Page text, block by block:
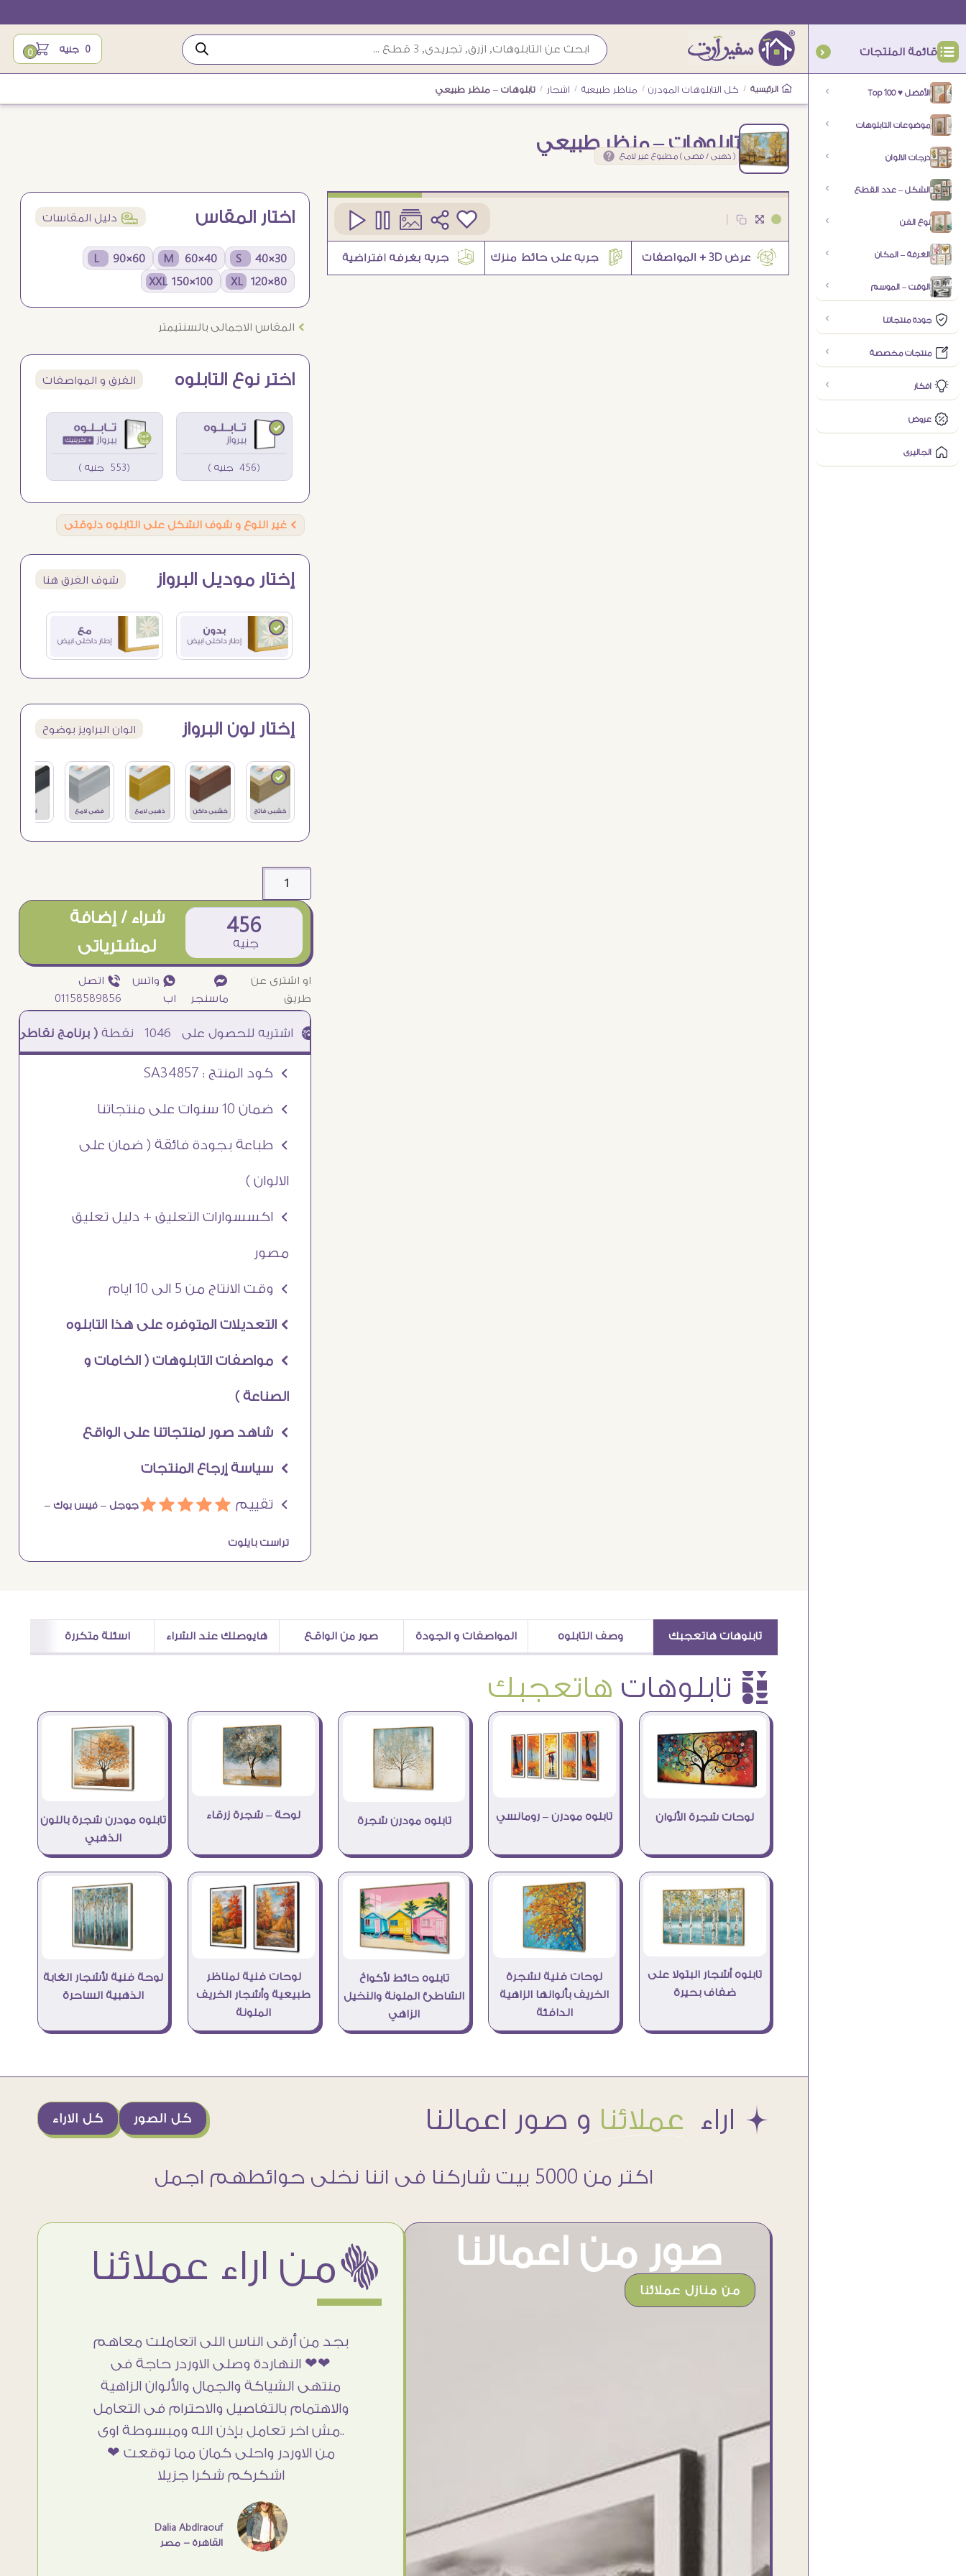
قائمة المنتجات
الأفضل ♥ Top 100
موضوعات التابلوهات
درجات الالوان
الشكل – عدد القطع
نوع الفن
الغرفة – المكان
الوقت – الموسم
جودة منتجاتنا
منتجات مخصصة
افكار
عروض
الجاليرى
0 جنيه 0
الرئيسية / كل التابلوهات المودرن / مناظر طبيعية / اشجار / تابلوهات – منظر طبيعي
تابلوهات – منظر طبيعي
( ذهبى / فضى ) مطبوع غير لامع
7 اختار المقاس í دليل المقاسات
30×40 S
40×60 M
60×90 L
80×120 XL
100×150 XXL
Ö المقاس الاجمالى بالسنتيمتر
اختر نوع التابلوه الفرق و المواصفات
(456 جنيه ) (553 جنيه )
Ö غير النوع و شوف الشكل على التابلوه دلوقتى
إختار موديل البرواز شوف الفرق هنا
إختار لون البرواز الوان البراويز بوضوح
456
جنيه
شراء / إضافة
لمشترياتى
او اشترى عن
طريق
¥
ماسنجر
₧ واتس
اب
ƒ اتصل
01158589856
1046 نقطة( برنامج نقاطى )à خصم 5% للعملاء الجدد à شحن مجانى عند الشراء ب 4000 جنيه à
Ö كود المنتج : SA34857
Ö ضمان 10 سنوات على منتجاتنا
Ö طباعة بجودة فائقة ( ضمان على
الالوان )
Ö اكسسوارات التعليق + دليل تعليق
مصور
Ö وقت الانتاج من 5 الى 10 ايام
Ö التعديلات المتوفره على هذا التابلوه
Ö مواصفات التابلوهات ( الخامات و
الصناعة )
Ö شاهد صور لمنتجاتنا على الواقع
Ö سياسة إرجاع المنتجات
Ö تقييم áááááجوجل – فيس بوك –
تراست بايلوت
تابلوهات هاتعجبك وصف التابلوه المواصفات و الجودة صور من الواقع هايوصلك عند الشراء اسئلة متكررة
è تابلوهات هاتعجبك
لوحات شجرة الألوان تابلوه مودرن – رومانسي تابلوه مودرن شجرة لوحة – شجرة زرقاء
تابلوه مودرن شجرة باللون
الذهبي
تابلوه أشجار البتولا على
ضفاف بحيرة
لوحات فنية لشجرة
الخريف بألوانها الزاهية
الدافئة
تابلوه حائط لأكواخ
الشاطئ الملونة والنخيل
الزاهي
لوحات فنية لمناظر
طبيعية وأشجار الخريف
الملونة
لوحة فنية لأشجار الغابة
الذهبية الساحرة
Æ اراء عملائنا و صور اعمالنا كل الاراء كل الصور
اكتر من 5000 بيت شاركنا فى اننا نخلى حوائطهم اجمل
صور من اعمالنا
من منازل عملائنا
ëمن اراء عملائنا
وإرضاء العميل والخامات والتقفيل وسرعة
التوصيل. بصراحه وبمنتهي الأمانه مكسب
Doaa Elsayd
القاهرة - مصر
بجد من أرقى الناس اللى اتعاملت معاهم
❤❤ النهاردة وصلى الاوردر حاجة فى
منتهى الشياكة والجمال والألوان الزاهية
والاهتمام بالتفاصيل والاحترام فى التعامل
..مش اخر تعامل بإذن الله ومبسوطة اوى
من الاوردر واحلى كمان مما توقعت ❤
اشكركم شكرا جزيلا
Dalia Abdlraouf
القاهرة - مصر